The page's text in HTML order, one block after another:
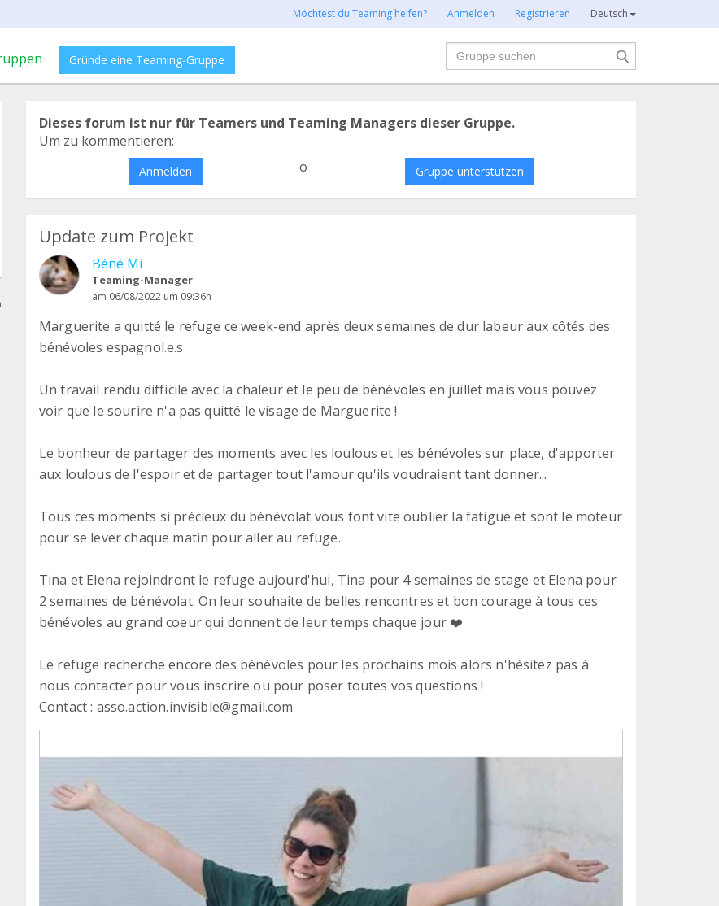
Möchtest du Teaming helfen? Anmelden Registrieren Deutsch
Gründe eine Teaming-Gruppe
Suche
Dieses forum ist nur für Teamers und Teaming Managers dieser Gruppe.
Um zu kommentieren:
Anmelden o Gruppe unterstützen
Update zum Projekt
Béné Mi
Teaming-Manager
am 06/08/2022 um 09:36h
Marguerite a quitté le refuge ce week-end après deux semaines de dur labeur aux côtés des
bénévoles espagnol.e.s
Un travail rendu difficile avec la chaleur et le peu de bénévoles en juillet mais vous pouvez
voir que le sourire n'a pas quitté le visage de Marguerite !
Le bonheur de partager des moments avec les loulous et les bénévoles sur place, d'apporter
aux loulous de l'espoir et de partager tout l'amour qu'ils voudraient tant donner...
Tous ces moments si précieux du bénévolat vous font vite oublier la fatigue et sont le moteur
pour se lever chaque matin pour aller au refuge.
Tina et Elena rejoindront le refuge aujourd'hui, Tina pour 4 semaines de stage et Elena pour
2 semaines de bénévolat. On leur souhaite de belles rencontres et bon courage à tous ces
bénévoles au grand coeur qui donnent de leur temps chaque jour ❤️
Le refuge recherche encore des bénévoles pour les prochains mois alors n'hésitez pas à
nous contacter pour vous inscrire ou pour poser toutes vos questions !
Contact : asso.action.invisible@gmail.com